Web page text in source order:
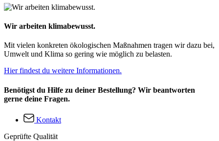
Wir arbeiten klimabewusst.
Mit vielen konkreten ökologischen Maßnahmen tragen wir dazu bei,
Umwelt und Klima so gering wie möglich zu belasten.
Hier findest du weitere Informationen.
Benötigst du Hilfe zu deiner Bestellung? Wir beantworten
gerne deine Fragen.
Kontakt
Geprüfte Qualität